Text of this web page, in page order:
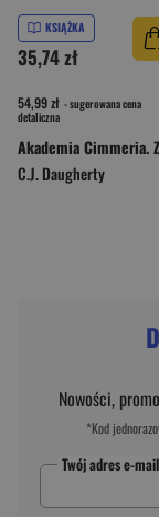
KSIĄŻKA
35,74 zł
54,99 zł - sugerowana cena
detaliczna
C.J. Daugherty
Nowości,
*Kod
Twój adres e-mail